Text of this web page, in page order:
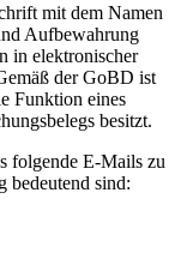
mit dem Namen
Aufbewahrung
in elektronischer
der GoBD ist
Funktion eines
besitzt.
folgende E-Mails zu
bedeutend sind: